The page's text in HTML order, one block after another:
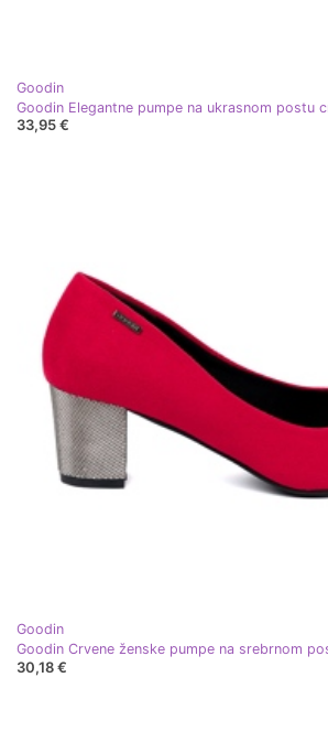
Goodin
Goodin Elegantne pumpe na ukrasnom postu
33,95 €
Goodin
Goodin Crvene ženske pumpe na srebrnom
30,18 €